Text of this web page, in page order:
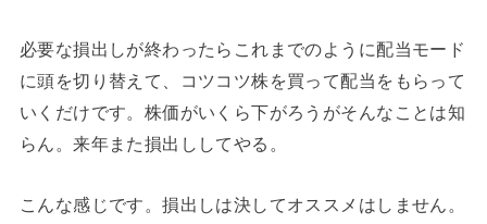
必要な損出しが終わったらこれまでのように配当モード
に頭を切り替えて、コツコツ株を買って配当をもらって
いくだけです。株価がいくら下がろうがそんなことは知
らん。来年また損出ししてやる。
こんな感じです。損出しは決してオススメはしません。